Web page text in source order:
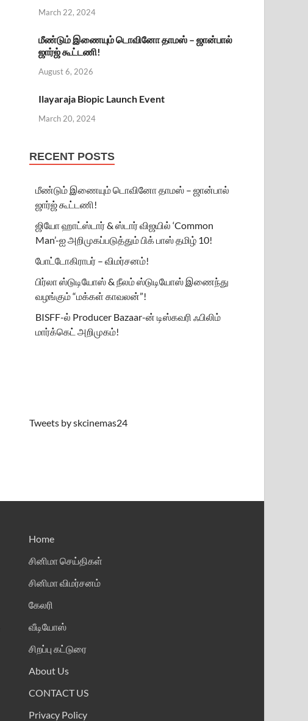
March 22, 2024
மீண்டும் இணையும் டொவினோ தாமஸ் – ஜான்பால்
ஜார்ஜ் கூட்டணி!
August 6, 2026
Ilayaraja Biopic Launch Event
March 20, 2024
RECENT POSTS
மீண்டும் இணையும் டொவினோ தாமஸ் – ஜான்பால்
ஜார்ஜ் கூட்டணி!
ஜியோ ஹாட்ஸ்டார் & ஸ்டார் விஜயில் ‘Common
Man’-ஐ அறிமுகப்படுத்தும் பிக் பாஸ் தமிழ் 10!
போட்டோகிராபர் – விமர்சனம்!
பிர்லா ஸ்டுடியோஸ் & நீலம் ஸ்டுடியோஸ் இணைந்து
வழங்கும் “மக்கள் காவலன்”!
BISFF-ல் Producer Bazaar-ன் டிஸ்கவரி ஃபிலிம்
மார்க்கெட் அறிமுகம்!
Tweets by skcinemas24
Home
சினிமா செய்திகள்
சினிமா விமர்சனம்
கேலரி
வீடியோஸ்
சிறப்பு கட்டுரை
About Us
CONTACT US
Privacy Policy